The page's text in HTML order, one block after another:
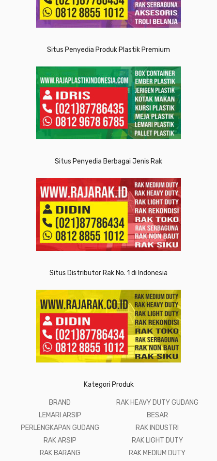
Situs Penyedia Produk Plastik Premium
Situs Penyedia Berbagai Jenis Rak
Situs Distributor Rak No. 1 di Indonesia
Kategori Produk
BRAND
LEMARI ARSIP
PERLENGKAPAN GUDANG
RAK ARSIP
RAK BARANG
RAK HEAVY DUTY GUDANG
BESAR
RAK INDUSTRI
RAK LIGHT DUTY
RAK MEDIUM DUTY